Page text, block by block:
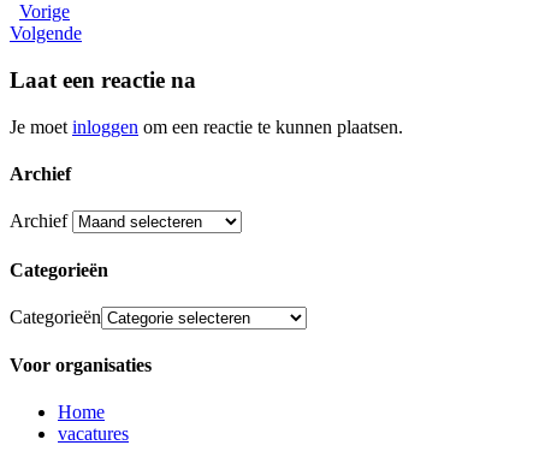
Vorige
Volgende
Laat een reactie na
Je moet inloggen om een reactie te kunnen plaatsen.
Archief
Archief
Categorieën
Categorieën
Voor organisaties
Home
vacatures